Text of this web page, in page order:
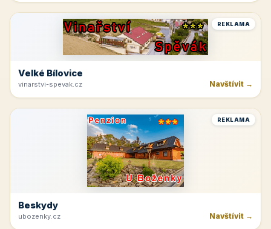
REKLAMA
Velké Bílovice
vinarstvi-spevak.cz Navštívit →
REKLAMA
Beskydy
ubozenky.cz Navštívit →